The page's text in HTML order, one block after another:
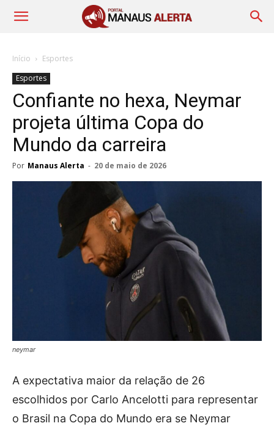
Início
Esportes
Esportes
Confiante no hexa, Neymar
projeta última Copa do
Mundo da carreira
Por Manaus Alerta - 20 de maio de 2026
neymar
A expectativa maior da relação de 26
escolhidos por Carlo Ancelotti para representar
o Brasil na Copa do Mundo era se Neymar